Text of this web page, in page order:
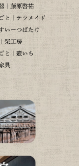
｜藤原啓祐
と｜テラメイド
いーつばたけ
柴工房
と｜壺いち
具